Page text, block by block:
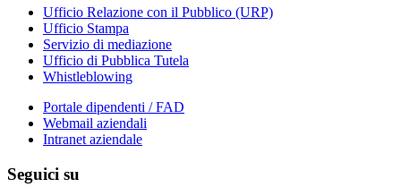
Ufficio Relazione con il Pubblico (URP)
Ufficio Stampa
Servizio di mediazione
Ufficio di Pubblica Tutela
Whistleblowing
Portale dipendenti / FAD
Webmail aziendali
Intranet aziendale
Seguici su